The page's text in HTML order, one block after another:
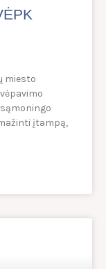
miesto
įtampą,